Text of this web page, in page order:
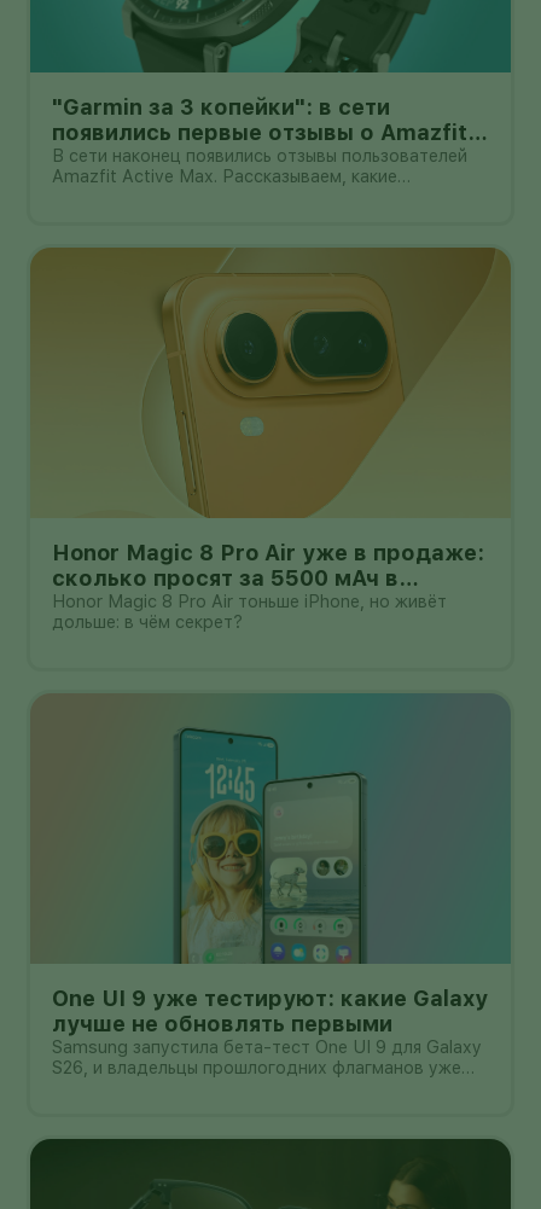
"Garmin за 3 копейки": в сети
появились первые отзывы о Amazfit
Active Max с оффлайн-картами
В сети наконец появились отзывы пользователей
Amazfit Active Max. Рассказываем, какие
Honor Magic 8 Pro Air уже в продаже:
сколько просят за 5500 мАч в
корпусе толщиной всего 6,1 мм?
Honor Magic 8 Pro Air тоньше iPhone, но живёт
дольше: в чём секрет?
One UI 9 уже тестируют: какие Galaxy
лучше не обновлять первыми
Samsung запустила бета-тест One UI 9 для Galaxy
S26, и владельцы прошлогодних флагманов уже